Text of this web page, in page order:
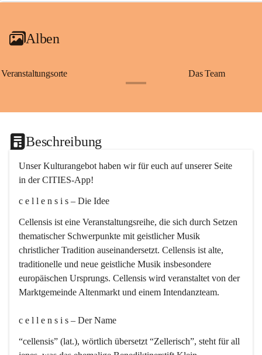
Alben
Veranstaltungsorte Das Team
Beschreibung
Unser Kulturangebot haben wir für euch auf unserer Seite
in der CITIES-App!
c e l l e n s i s – Die Idee
Cellensis ist eine Veranstaltungsreihe, die sich durch Setzen
thematischer Schwerpunkte mit geistlicher Musik
christlicher Tradition auseinandersetzt. Cellensis ist alte,
traditionelle und neue geistliche Musik insbesondere
europäischen Ursprungs. Cellensis wird veranstaltet von der
Marktgemeinde Altenmarkt und einem Intendanzteam.
c e l l e n s i s – Der Name
“cellensis” (lat.), wörtlich übersetzt “Zellerisch”, steht für all